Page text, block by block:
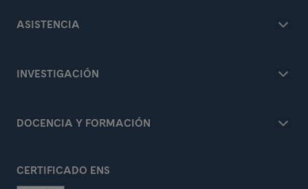
ASISTENCIA
INVESTIGACIÓN
DOCENCIA Y FORMACIÓN
CERTIFICADO ENS